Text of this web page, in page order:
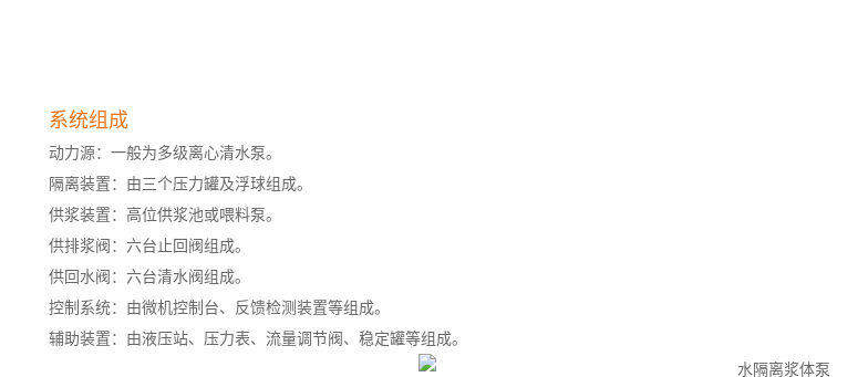
系统组成
动力源：一般为多级离心清水泵。
隔离装置：由三个压力罐及浮球组成。
供浆装置：高位供浆池或喂料泵。
供排浆阀：六台止回阀组成。
供回水阀：六台清水阀组成。
控制系统：由微机控制台、反馈检测装置等组成。
辅助装置：由液压站、压力表、流量调节阀、稳定罐等组成。